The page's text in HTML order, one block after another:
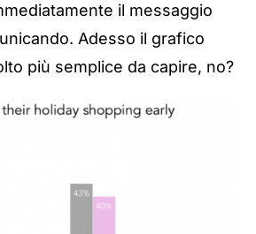
il messaggio
Adesso il grafico
più semplice da capire, no?